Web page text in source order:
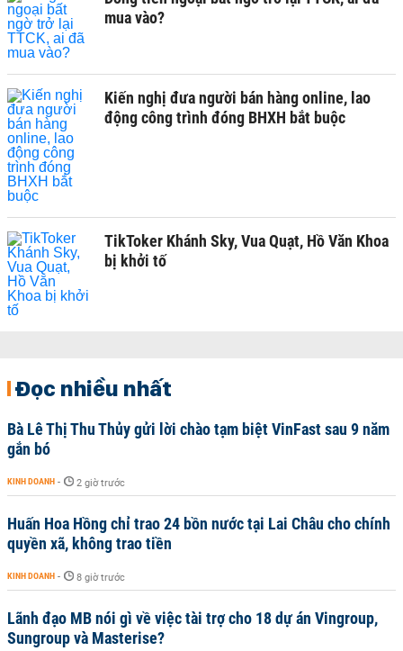
mua vào?
Kiến nghị đưa người bán hàng online, lao
động công trình đóng BHXH bắt buộc
TikToker Khánh Sky, Vua Quạt, Hồ Văn Khoa
bị khởi tố
Đọc nhiều nhất
Bà Lê Thị Thu Thủy gửi lời chào tạm biệt VinFast sau 9 năm
gắn bó
KINH DOANH - 2 giờ trước
Huấn Hoa Hồng chỉ trao 24 bồn nước tại Lai Châu cho chính
quyền xã, không trao tiền
KINH DOANH - 8 giờ trước
Lãnh đạo MB nói gì về việc tài trợ cho 18 dự án Vingroup,
Sungroup và Masterise?